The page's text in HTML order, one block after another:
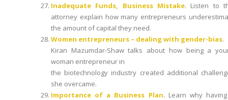
Inadequate Funds, Business Mistake. Listen to
attorney explain how many entrepreneurs
the amount of capital they need.
Women entrepreneurs – dealing with gender-bias.
Kiran Mazumdar-Shaw talks about how being a
woman entrepreneur in
the biotechnology industry created additional
she overcame.
Importance of a Business Plan. Learn why